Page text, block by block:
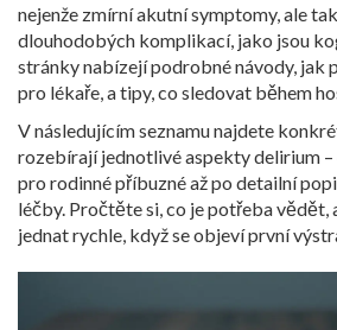
nejenže zmírní akutní symptomy, ale
dlouhodobých komplikací, jako jsou
stránky nabízejí podrobné návody, jak
pro lékaře, a tipy, co sledovat během
V následujícím seznamu najdete
rozebírají jednotlivé aspekty delirium
pro rodinné příbuzné až po detailní
léčby. Pročtěte si, co je potřeba vědět,
jednat rychle, když se objeví první